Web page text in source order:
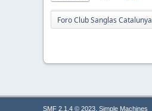
Foro Club Sanglas Catalunya
SMF 2.1.4 © 2023, Simple Machines